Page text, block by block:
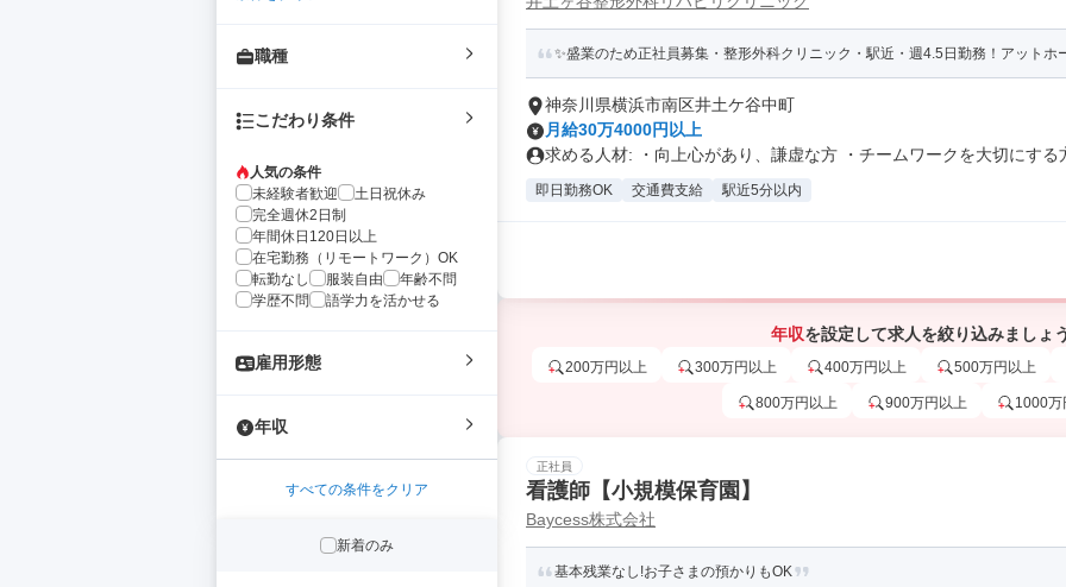
職種
こだわり条件
人気の条件
未経験者歓迎
土日祝休み
完全週休2日制
年間休日120日以上
在宅勤務（リモートワーク）OK
転勤なし
服装自由
年齢不問
学歴不問
語学力を活かせる
雇用形態
年収
すべての条件をクリア
新着のみ
✨盛業のため正社員募集・整形外科クリニック・駅近・週4.5日勤務！アットホ
神奈川県横浜市南区井土ケ谷中町
月給30万4000円以上
求める人材: ・向上心があり、謙虚な方 ・チームワークを大切にする
即日勤務OK 交通費支給 駅近5分以内
年収を設定して求人を絞り込みましょ
200万円以上 300万円以上 400万円以上 500万円以上
800万円以上 900万円以上 1000万
正社員
看護師【小規模保育園】
Baycess株式会社
基本残業なし!お子さまの預かりもOK